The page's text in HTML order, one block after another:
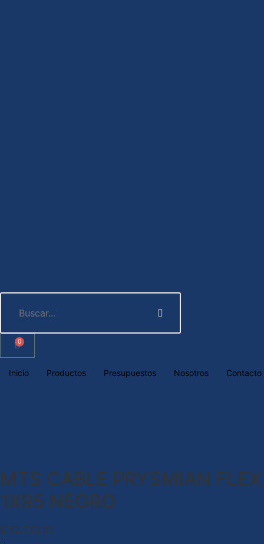
0
Inicio Productos Presupuestos Nosotros Contacto
MTS CABLE PRYSMIAN FLEX
1X95 NEGRO
$ 52.733,60